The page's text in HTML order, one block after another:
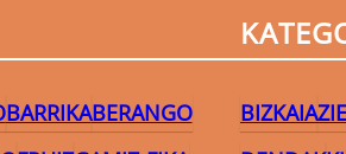
BARRIKABERANGO
BIZKAIA